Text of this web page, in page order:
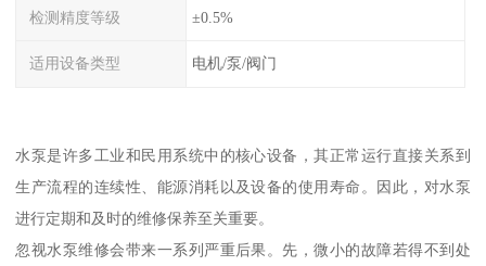
检测精度等级 ±0.5%
适用设备类型 电机/泵/阀门
水泵是许多工业和民用系统中的核心设备，其正常运行直接关系到
生产流程的连续性、能源消耗以及设备的使用寿命。因此，对水泵
进行定期和及时的维修保养至关重要。
忽视水泵维修会带来一系列严重后果。先，微小的故障若得不到处